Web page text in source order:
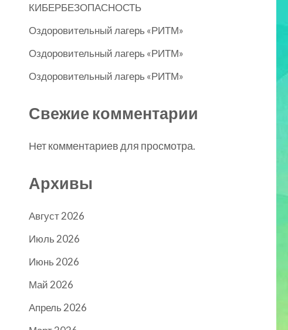
КИБЕРБЕЗОПАСНОСТЬ
Оздоровительный лагерь «РИТМ»
Оздоровительный лагерь «РИТМ»
Оздоровительный лагерь «РИТМ»
Свежие комментарии
Нет комментариев для просмотра.
Архивы
Август 2026
Июль 2026
Июнь 2026
Май 2026
Апрель 2026